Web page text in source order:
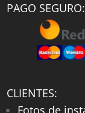
PAGO SEGURO:
CLIENTES: